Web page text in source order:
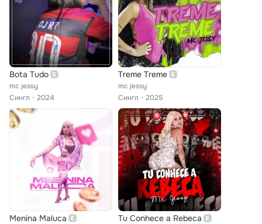
Bota Tudo
mc jessy
Сингл
2024
Treme Treme
mc jessy
Сингл
2025
Menina Maluca Tu Conhece a Rebeca